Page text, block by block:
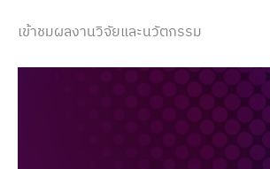
เข้าชมผลงานวิจัยและนวัตกรรม